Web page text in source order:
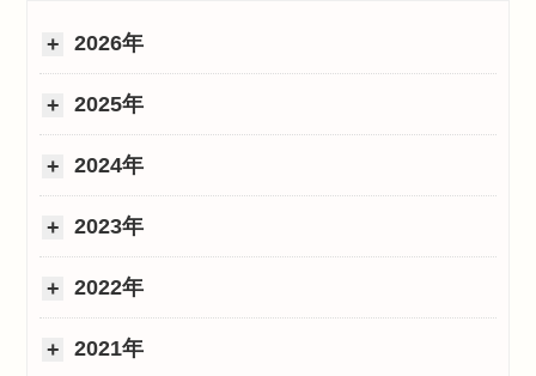
2026年
2025年
2024年
2023年
2022年
2021年